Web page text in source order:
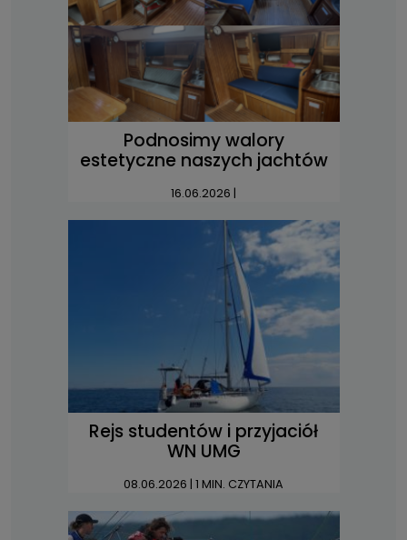
Podnosimy walory
estetyczne naszych jachtów
16.06.2026 |
Rejs studentów i przyjaciół
WN UMG
08.06.2026 | 1 MIN. CZYTANIA